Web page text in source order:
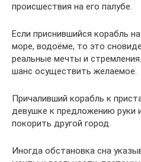
происшествия на его палубе.
Если приснившийся корабль
море, водоёме, то это
реальные мечты и
шанс осуществить желаемое.
Причаливший корабль к
девушке к предложению руки
покорить другой город.
Иногда обстановка сна